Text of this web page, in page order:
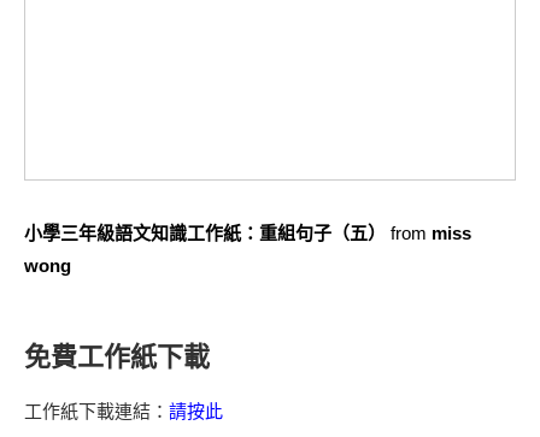
小學三年級語文知識工作紙：重組句子（五） from miss
wong
免費工作紙下載
工作紙下載連結： 請按此